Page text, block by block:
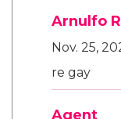
Arnulfo